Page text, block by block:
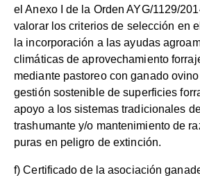
el Anexo I de la Orden AYG/1129/
valorar los criterios de selección en
la incorporación a las ayudas
climáticas de aprovechamiento
mediante pastoreo con ganado
gestión sostenible de superficies
apoyo a los sistemas tradicionales
trashumante y/o mantenimiento de
puras en peligro de extinción.
f) Certificado de la asociación